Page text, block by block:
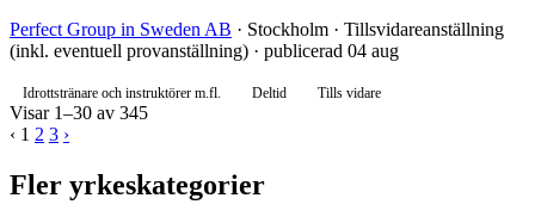
Perfect Group in Sweden AB · Stockholm · Tillsvidareanställning
(inkl. eventuell provanställning) · publicerad 04 aug
Idrottstränare och instruktörer m.fl. Deltid Tills vidare
Visar 1–30 av 345
‹ 1 2 3 ›
Fler yrkeskategorier